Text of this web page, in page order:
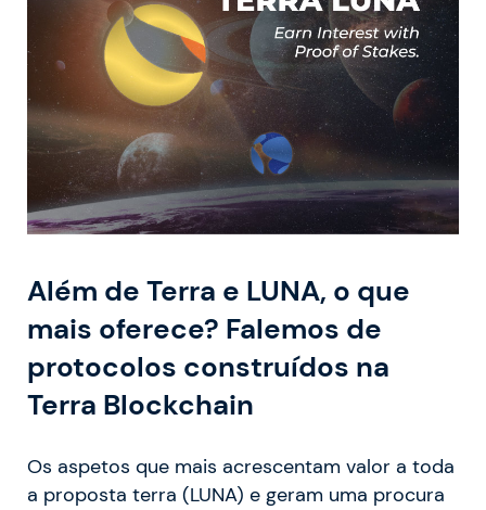
Além de Terra e LUNA, o que
mais oferece? Falemos de
protocolos construídos na
Terra Blockchain
Os aspetos que mais acrescentam valor a toda
a proposta terra (LUNA) e geram uma procura